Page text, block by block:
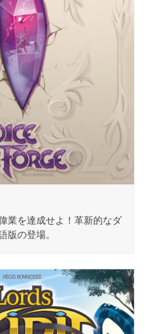
業を達成せよ！革新的なダ
版の登場。